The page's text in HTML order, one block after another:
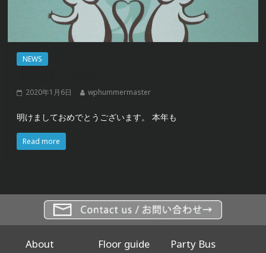
NEWS
2020年1月6日 wphummermaster
明けましておめでとうございます。 本年も
Read more
About Floor guide Party Bus